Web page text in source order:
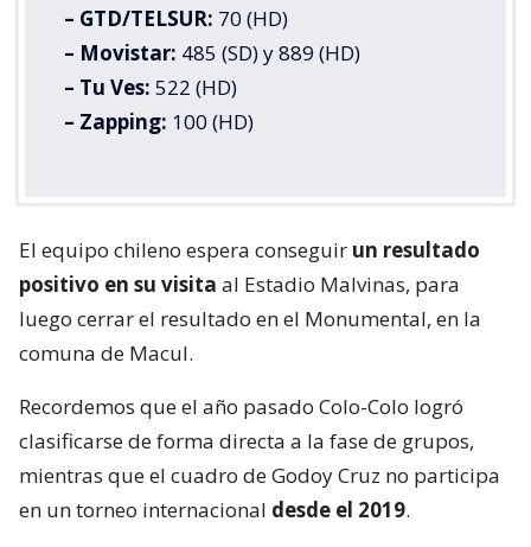
– GTD/TELSUR: 70 (HD)
– Movistar: 485 (SD) y 889 (HD)
– Tu Ves: 522 (HD)
– Zapping: 100 (HD)
El equipo chileno espera conseguir un resultado
positivo en su visita al Estadio Malvinas, para
luego cerrar el resultado en el Monumental, en la
comuna de Macul.
Recordemos que el año pasado Colo-Colo logró
clasificarse de forma directa a la fase de grupos,
mientras que el cuadro de Godoy Cruz no participa
en un torneo internacional desde el 2019.